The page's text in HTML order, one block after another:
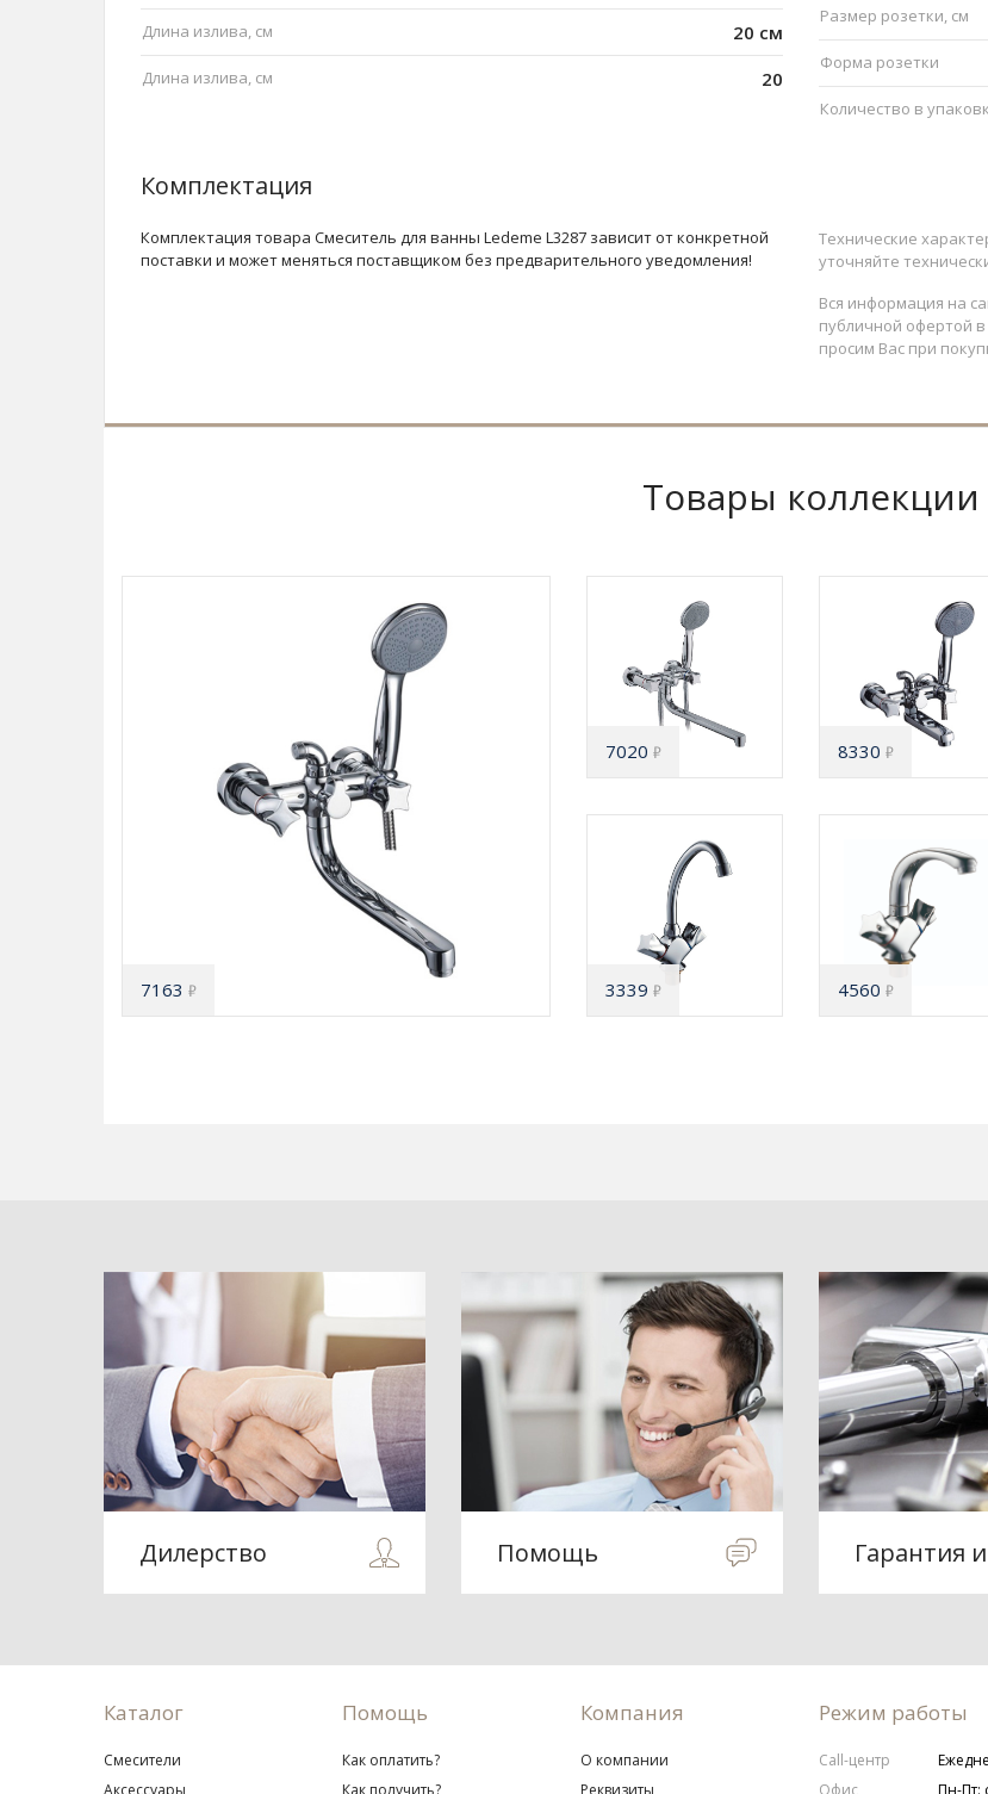
Длина излива, см 20 см
Длина излива, см 20
Размер розетки, см
Форма розетки
Количество в
Комплектация
Комплектация товара Смеситель для ванны Ledeme L3287 зависит от конкретной
поставки и может меняться поставщиком без предварительного уведомления!
Технические
уточняйте
Вся информация на
публичной офертой в
просим Вас при
Товары коллекции
7163 ₽
7020 ₽ 8330 ₽
3339 ₽ 4560 ₽
Дилерство Помощь Гарантия
Каталог
Смесители
Аксессуары
Помощь
Как оплатить?
Как получить?
Компания
О компании
Реквизиты
Режим работы
Call-центр
Офис
Пн-Пт: